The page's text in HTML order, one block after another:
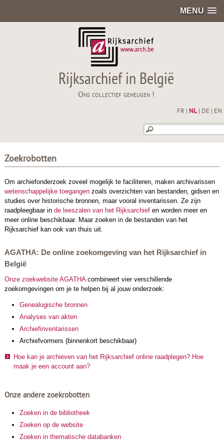
MENU
Rijksarchief in België
Ons collectief geheugen !
FR NL| DE EN
Zoekrobotten
Om archiefonderzoek zoveel mogelijk te faciliteren, maken archivarissen
wetenschappelijke toegangenzoals overzichten van bestanden, gidsen en
studies over historische bronnen, maar vooral inventarissen. Ze zijn
raadpleegbaar in de leeszalen van het Rijksarchiefen worden meer en
meer online beschikbaar. Maar zoeken in de bestanden van het
Rijksarchief kan ook van thuis uit.
AGATHA: De online zoekomgeving van het Rijksarchief in
België
Onze zoekwebsite AGATHAcombineert vier verschillende
zoekomgevingen om je te helpen bij al jouw onderzoek:
Genealogische bronnen
Analyses van akten
Archiefinventarissen
Archiefvormers (binnenkort beschikbaar)
Hoe kan je archieven van het Rijksarchief online raadplegen? Hoe
maak je een account aan?
Onze andere zoekrobotten
Zoeken in de bibliotheek
Zoeken op de website
Zoeken in thematische databanken